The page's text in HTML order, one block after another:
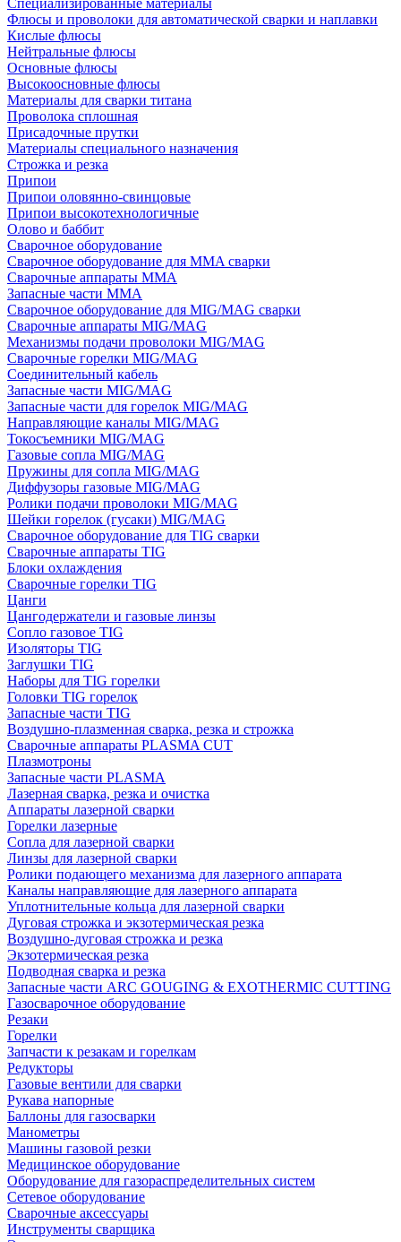
Специализированные материалы
Флюсы и проволоки для автоматической сварки и наплавки
Кислые флюсы
Нейтральные флюсы
Основные флюсы
Высокоосновные флюсы
Материалы для сварки титана
Проволока сплошная
Присадочные прутки
Материалы специального назначения
Строжка и резка
Припои
Припои оловянно-свинцовые
Припои высокотехнологичные
Олово и баббит
Сварочное оборудование
Сварочное оборудование для MMA сварки
Сварочные аппараты MMA
Запасные части MMA
Сварочное оборудование для MIG/MAG сварки
Сварочные аппараты MIG/MAG
Механизмы подачи проволоки MIG/MAG
Сварочные горелки MIG/MAG
Соединительный кабель
Запасные части MIG/MAG
Запасные части для горелок MIG/MAG
Направляющие каналы MIG/MAG
Токосъемники MIG/MAG
Газовые сопла MIG/MAG
Пружины для сопла MIG/MAG
Диффузоры газовые MIG/MAG
Ролики подачи проволоки MIG/MAG
Шейки горелок (гусаки) MIG/MAG
Сварочное оборудование для TIG сварки
Сварочные аппараты TIG
Блоки охлаждения
Сварочные горелки TIG
Цанги
Цангодержатели и газовые линзы
Сопло газовое TIG
Изоляторы TIG
Заглушки TIG
Наборы для TIG горелки
Головки TIG горелок
Запасные части TIG
Воздушно-плазменная сварка, резка и строжка
Сварочные аппараты PLASMA CUT
Плазмотроны
Запасные части PLASMA
Лазерная сварка, резка и очистка
Аппараты лазерной сварки
Горелки лазерные
Сопла для лазерной сварки
Линзы для лазерной сварки
Ролики подающего механизма для лазерного аппарата
Каналы направляющие для лазерного аппарата
Уплотнительные кольца для лазерной сварки
Дуговая строжка и экзотермическая резка
Воздушно-дуговая строжка и резка
Экзотермическая резка
Подводная сварка и резка
Запасные части ARC GOUGING & EXOTHERMIC CUTTING
Газосварочное оборудование
Резаки
Горелки
Запчасти к резакам и горелкам
Редукторы
Газовые вентили для сварки
Рукава напорные
Баллоны для газосварки
Манометры
Машины газовой резки
Медицинское оборудование
Оборудование для газораспределительных систем
Сетевое оборудование
Сварочные аксессуары
Инструменты сварщика